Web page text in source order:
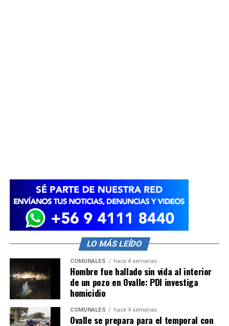
LO MÁS LEÍDO
COMUNALES hace 4 semanas
Hombre fue hallado sin vida al interior
de un pozo en Ovalle: PDI investiga
homicidio
COMUNALES hace 4 semanas
Ovalle se prepara para el temporal con